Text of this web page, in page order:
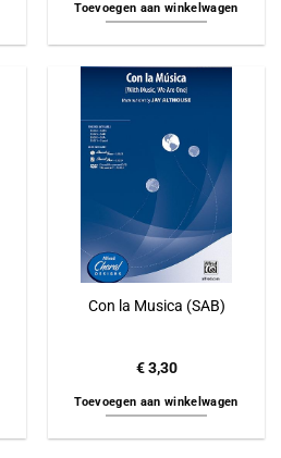
Toevoegen aan winkelwagen
Con la Musica (SAB)
€3,30
Toevoegen aan winkelwagen